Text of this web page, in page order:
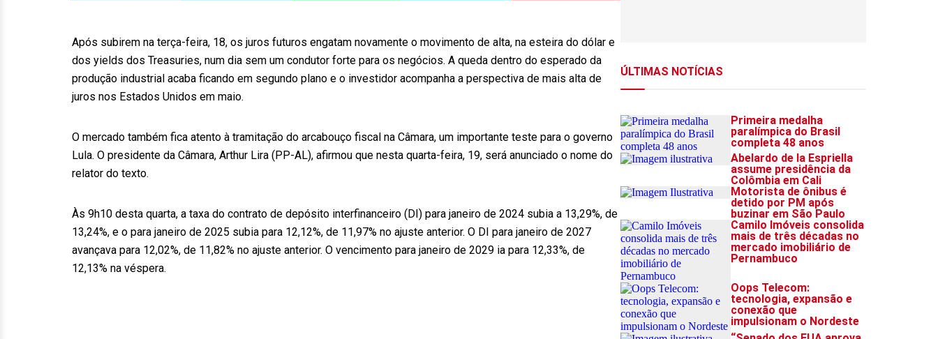
Após subirem na terça-feira, 18, os juros futuros engatam novamente o movimento de alta, na esteira do dólar e
dos yields dos Treasuries, num dia sem um condutor forte para os negócios. A queda dentro do esperado da
produção industrial acaba ficando em segundo plano e o investidor acompanha a perspectiva de mais alta de
juros nos Estados Unidos em maio.
O mercado também fica atento à tramitação do arcabouço fiscal na Câmara, um importante teste para o governo
Lula. O presidente da Câmara, Arthur Lira (PP-AL), afirmou que nesta quarta-feira, 19, será anunciado o nome do
relator do texto.
Às 9h10 desta quarta, a taxa do contrato de depósito interfinanceiro (DI) para janeiro de 2024 subia a 13,29%, de
13,24%, e o para janeiro de 2025 subia para 12,12%, de 11,97% no ajuste anterior. O DI para janeiro de 2027
avançava para 12,02%, de 11,82% no ajuste anterior. O vencimento para janeiro de 2029 ia para 12,33%, de
12,13% na véspera.